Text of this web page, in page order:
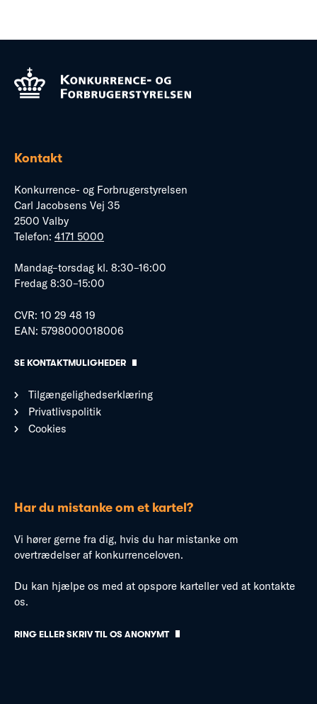
Kontakt
Konkurrence- og Forbrugerstyrelsen
Carl Jacobsens Vej 35
2500 Valby
Telefon: 4171 5000
Mandag–torsdag kl. 8:30–16:00
Fredag 8:30–15:00
CVR: 10 29 48 19
EAN: 5798000018006
SE KONTAKTMULIGHEDER
Tilgængelighedserklæring
Privatlivspolitik
Cookies
Har du mistanke om et kartel?
Vi hører gerne fra dig, hvis du har mistanke om
overtrædelser af konkurrenceloven.
Du kan hjælpe os med at opspore karteller ved at kontakte
os.
RING ELLER SKRIV TIL OS ANONYMT